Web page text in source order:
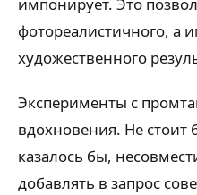
импонирует. Это
фотореалистичного, а
художественного
Эксперименты с
вдохновения. Не стоит
казалось бы,
добавлять в запрос